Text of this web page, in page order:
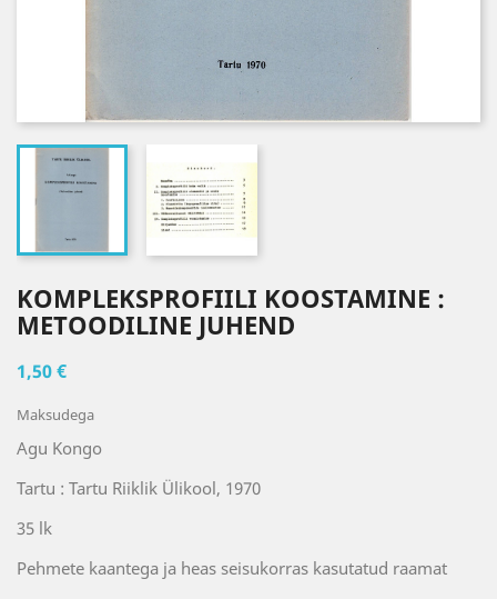
KOMPLEKSPROFIILI KOOSTAMINE :
METOODILINE JUHEND
1,50 €
Maksudega
Agu Kongo
Tartu : Tartu Riiklik Ülikool, 1970
35 lk
Pehmete kaantega ja heas seisukorras kasutatud raamat